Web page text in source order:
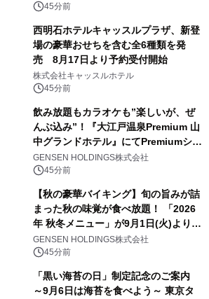
45分前
西明石ホテルキャッスルプラザ、新登
場の豪華おせちを含む全6種類を発
売 8月17日より予約受付開始
株式会社キャッスルホテル
45分前
飲み放題もカラオケも”楽しいが、ぜ
んぶ込み”！『大江戸温泉Premium 山
中グランドホテル』にてPremiumシリ
ーズ初のオールインクルーシブ導入
GENSEN HOLDINGS株式会社
45分前
【秋の豪華バイキング】旬の旨みが詰
まった秋の味覚が食べ放題！ 「2026
年 秋冬メニュー」が9月1日(火)より提
供スタート
GENSEN HOLDINGS株式会社
45分前
「黒い海苔の日」制定記念のご案内
～9月6日は海苔を食べよう～ 東京タ